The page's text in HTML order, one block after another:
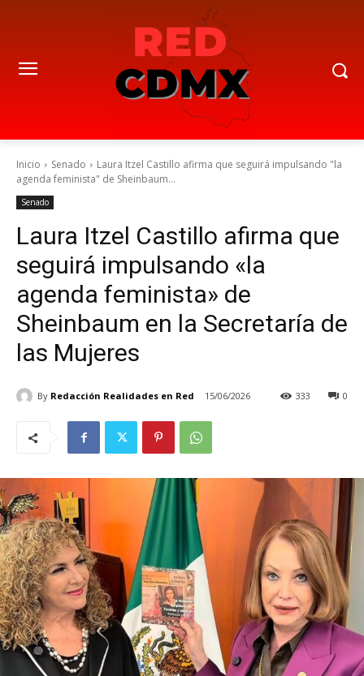
Inicio Senado
Laura Itzel Castillo afirma que seguirá impulsando "la
agenda feminista" de Sheinbaum...
Senado
Laura Itzel Castillo afirma que
seguirá impulsando «la
agenda feminista» de
Sheinbaum en la Secretaría de
las Mujeres
By Redacción Realidades en Red 15/06/2026 0
333